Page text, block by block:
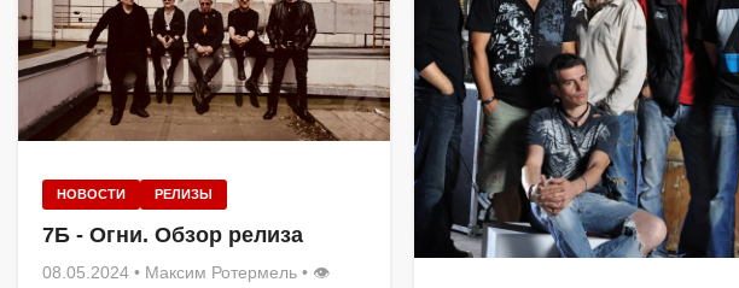
НОВОСТИ РЕЛИЗЫ
7Б - Огни. Обзор релиза
08.05.2024 • Максим Ротермель • 👁